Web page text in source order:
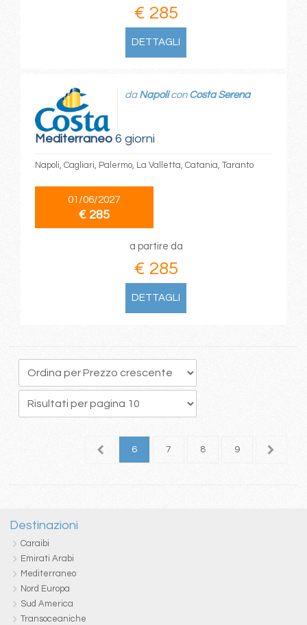
€ 285
DETTAGLI
Mediterraneo6 giorni
da Napolicon Costa Serena
Napoli, Cagliari, Palermo, La Valletta, Catania, Taranto
01/06/2027
€ 285
a partire da
€ 285
DETTAGLI
5 6 7 8 9 10
Destinazioni
Caraibi
Emirati Arabi
Mediterraneo
Nord Europa
Sud America
Transoceaniche